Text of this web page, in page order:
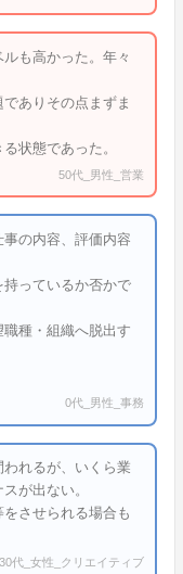
も高かった。年々
ありその点まずま
状態であった。
50代_男性_営業
の内容、評価内容
っているか否かで
種・組織へ脱出す
0代_男性_事務
れるが、いくら業
が出ない。
させられる場合も
30代_女性_クリエイティブ